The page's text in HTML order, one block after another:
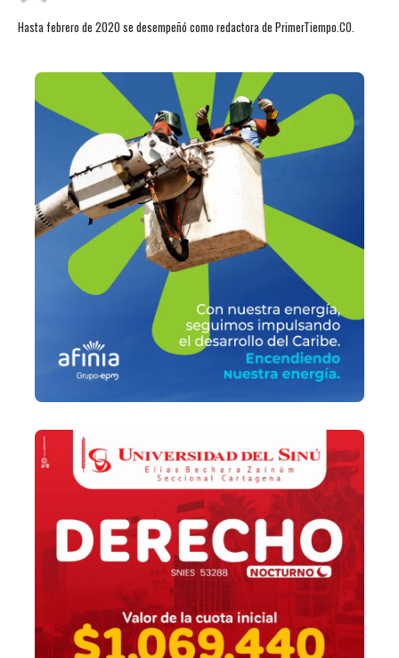
Hasta febrero de 2020 se desempeñó como redactora de PrimerTiempo.CO.